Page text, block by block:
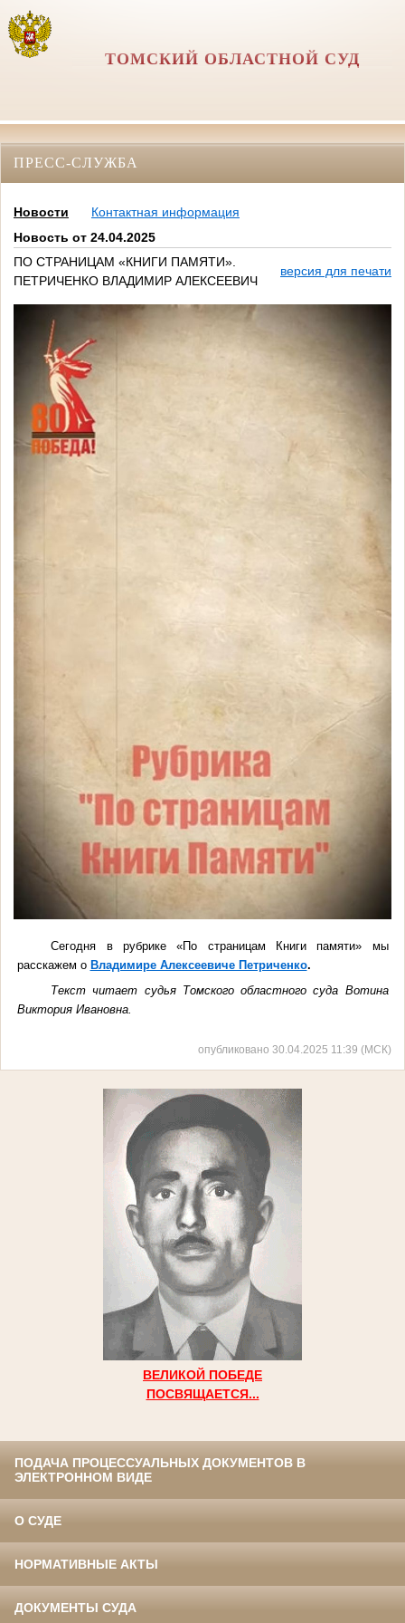
ТОМСКИЙ ОБЛАСТНОЙ СУД
ПРЕСС-СЛУЖБА
Новости
Контактная информация
Новость от 24.04.2025
ПО СТРАНИЦАМ «КНИГИ ПАМЯТИ».
ПЕТРИЧЕНКО ВЛАДИМИР АЛЕКСЕЕВИЧ
версия для печати
Сегодня в рубрике «По страницам Книги памяти» мы
расскажем о Владимире Алексеевиче Петриченко.
Текст читает судья Томского областного суда Вотина
Виктория Ивановна.
опубликовано 30.04.2025 11:39 (МСК)
ВЕЛИКОЙ ПОБЕДЕ
ПОСВЯЩАЕТСЯ...
ПОДАЧА ПРОЦЕССУАЛЬНЫХ ДОКУМЕНТОВ В
ЭЛЕКТРОННОМ ВИДЕ
О СУДЕ
НОРМАТИВНЫЕ АКТЫ
ДОКУМЕНТЫ СУДА